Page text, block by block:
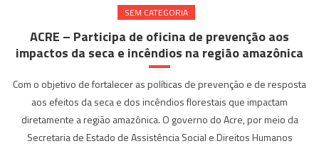
SEM CATEGORIA
ACRE – Participa de oficina de prevenção aos
impactos da seca e incêndios na região amazônica
Com o objetivo de fortalecer as políticas de prevenção e de resposta
aos efeitos da seca e dos incêndios florestais que impactam
diretamente a região amazônica. O governo do Acre, por meio da
Secretaria de Estado de Assistência Social e Direitos Humanos